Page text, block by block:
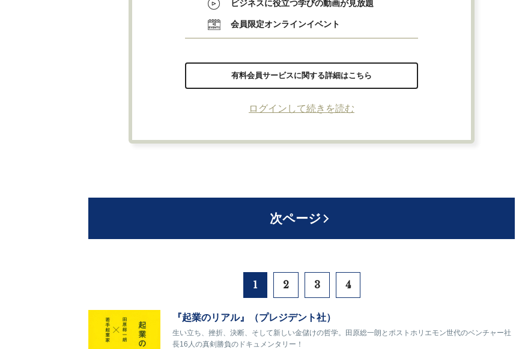
ビジネスに役立つ学びの動画が見放題
会員限定オンラインイベント
有料会員サービスに関する詳細はこちら
ログインして続きを読む
次ページ
1 2 3 4
『起業のリアル』（プレジデント社）
生い立ち、挫折、決断、そして新しい金儲けの哲学。田原総一朗とポストホリエモン世代のベンチャー社
長16人の真剣勝負のドキュメンタリー！